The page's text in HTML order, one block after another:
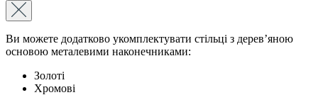
Ви можете додатково укомплектувати стільці з дерев’яною
основою металевими наконечниками:
Золоті
Хромові